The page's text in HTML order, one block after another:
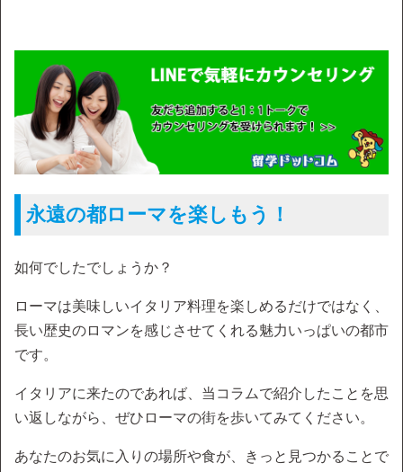
永遠の都ローマを楽しもう！
如何でしたでしょうか？
ローマは美味しいイタリア料理を楽しめるだけではなく、
長い歴史のロマンを感じさせてくれる魅力いっぱいの都市
です。
イタリアに来たのであれば、当コラムで紹介したことを思
い返しながら、ぜひローマの街を歩いてみてください。
あなたのお気に入りの場所や食が、きっと見つかることで